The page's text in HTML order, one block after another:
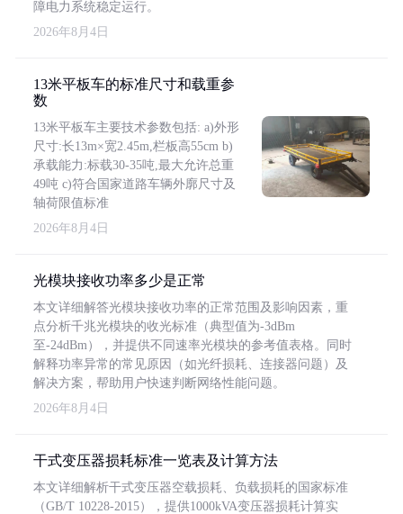
障电力系统稳定运行。
2026年8月4日
13米平板车的标准尺寸和载重参
数
13米平板车主要技术参数包括: a)外形
尺寸:长13m×宽2.45m,栏板高55cm b)
承载能力:标载30-35吨,最大允许总重
49吨 c)符合国家道路车辆外廓尺寸及
轴荷限值标准
2026年8月4日
光模块接收功率多少是正常
本文详细解答光模块接收功率的正常范围及影响因素，重
点分析千兆光模块的收光标准（典型值为-3dBm
至-24dBm），并提供不同速率光模块的参考值表格。同时
解释功率异常的常见原因（如光纤损耗、连接器问题）及
解决方案，帮助用户快速判断网络性能问题。
2026年8月4日
干式变压器损耗标准一览表及计算方法
本文详细解析干式变压器空载损耗、负载损耗的国家标准
（GB/T 10228-2015），提供1000kVA变压器损耗计算实